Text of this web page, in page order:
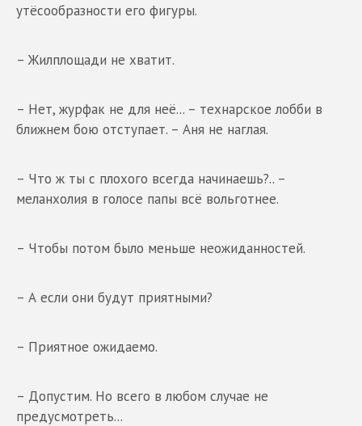
утёсообразности его фигуры.
– Жилплощади не хватит.
– Нет, журфак не для неё... – технарское лобби в
ближнем бою отступает. – Аня не наглая.
– Что ж ты с плохого всегда начинаешь?.. –
меланхолия в голосе папы всё вольготнее.
– Чтобы потом было меньше неожиданностей.
– А если они будут приятными?
– Приятное ожидаемо.
– Допустим. Но всего в любом случае не
предусмотреть...